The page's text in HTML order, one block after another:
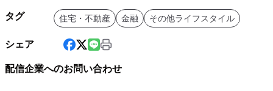
タグ 住宅・不動産 金融 その他ライフスタイル
シェア
配信企業へのお問い合わせ